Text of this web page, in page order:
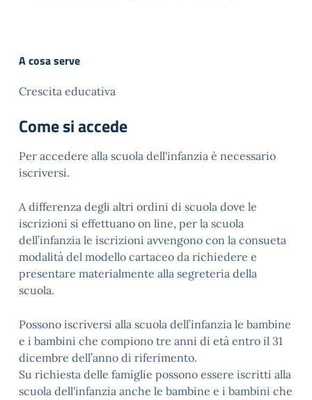
A cosa serve
Crescita educativa
Come si accede
Per accedere alla scuola dell'infanzia è necessario
iscriversi.
A differenza degli altri ordini di scuola dove le
iscrizioni si effettuano on line, per la scuola
dell’infanzia le iscrizioni avvengono con la consueta
modalità del modello cartaceo da richiedere e
presentare materialmente alla segreteria della
scuola.
Possono iscriversi alla scuola dell’infanzia le bambine
e i bambini che compiono tre anni di età entro il 31
dicembre dell’anno di riferimento.
Su richiesta delle famiglie possono essere iscritti alla
scuola dell'infanzia anche le bambine e i bambini che